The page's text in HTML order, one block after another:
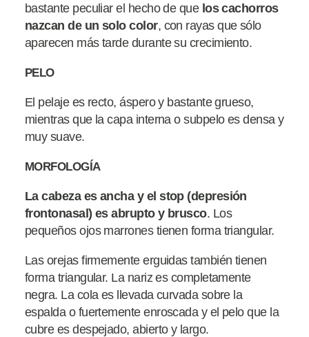
bastante peculiar el hecho de quelos cachorros
nazcan de un solo color, con rayas que sólo
aparecen más tarde durante su crecimiento.
PELO
El pelaje es recto, áspero y bastante grueso,
mientras que la capa interna o subpelo es densa y
muy suave.
MORFOLOGÍA
La cabeza es ancha y el stop (depresión
frontonasal) es abrupto y brusco. Los
pequeños ojos marrones tienen forma triangular.
Las orejas firmemente erguidas también tienen
forma triangular. La nariz es completamente
negra. La cola es llevada curvada sobre la
espalda o fuertemente enroscada y el pelo que la
cubre es despejado, abierto y largo.